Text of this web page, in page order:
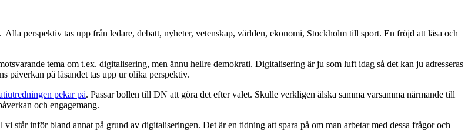
perspektiv tas upp från ledare, debatt, nyheter, vetenskap, världen, ekonomi, Stockholm till sport. En fröjd att läsa och
tema om t.ex. digitalisering, men ännu hellre demokrati. Digitalisering är ju som luft idag så det kan ju adresseras
påverkan på läsandet tas upp ur olika perspektiv.
pekar på. Passar bollen till DN att göra det efter valet. Skulle verkligen älska samma varsamma närmande till
och engagemang.
står inför bland annat på grund av digitaliseringen. Det är en tidning att spara på om man arbetar med dessa frågor och